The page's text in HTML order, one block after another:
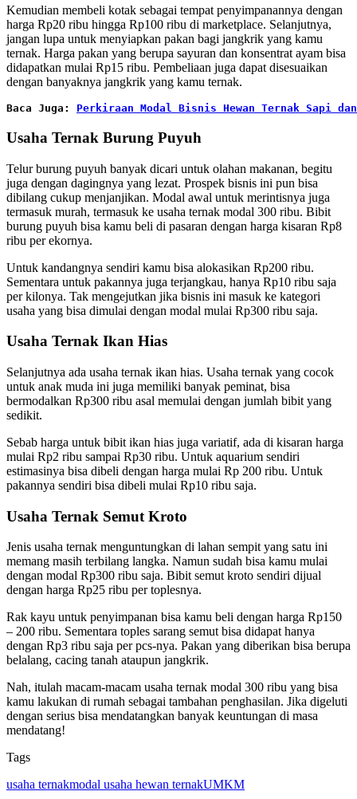
Kemudian membeli kotak sebagai tempat penyimpanannya dengan
harga Rp20 ribu hingga Rp100 ribu di marketplace. Selanjutnya,
jangan lupa untuk menyiapkan pakan bagi jangkrik yang kamu
ternak. Harga pakan yang berupa sayuran dan konsentrat ayam bisa
didapatkan mulai Rp15 ribu. Pembeliaan juga dapat disesuaikan
dengan banyaknya jangkrik yang kamu ternak.
Baca Juga: Perkiraan Modal Bisnis Hewan Ternak Sapi dan
Usaha Ternak Burung Puyuh
Telur burung puyuh banyak dicari untuk olahan makanan, begitu
juga dengan dagingnya yang lezat. Prospek bisnis ini pun bisa
dibilang cukup menjanjikan. Modal awal untuk merintisnya juga
termasuk murah, termasuk ke usaha ternak modal 300 ribu. Bibit
burung puyuh bisa kamu beli di pasaran dengan harga kisaran Rp8
ribu per ekornya.
Untuk kandangnya sendiri kamu bisa alokasikan Rp200 ribu.
Sementara untuk pakannya juga terjangkau, hanya Rp10 ribu saja
per kilonya. Tak mengejutkan jika bisnis ini masuk ke kategori
usaha yang bisa dimulai dengan modal mulai Rp300 ribu saja.
Usaha Ternak Ikan Hias
Selanjutnya ada usaha ternak ikan hias. Usaha ternak yang cocok
untuk anak muda ini juga memiliki banyak peminat, bisa
bermodalkan Rp300 ribu asal memulai dengan jumlah bibit yang
sedikit.
Sebab harga untuk bibit ikan hias juga variatif, ada di kisaran harga
mulai Rp2 ribu sampai Rp30 ribu. Untuk aquarium sendiri
estimasinya bisa dibeli dengan harga mulai Rp 200 ribu. Untuk
pakannya sendiri bisa dibeli mulai Rp10 ribu saja.
Usaha Ternak Semut Kroto
Jenis usaha ternak menguntungkan di lahan sempit yang satu ini
memang masih terbilang langka. Namun sudah bisa kamu mulai
dengan modal Rp300 ribu saja. Bibit semut kroto sendiri dijual
dengan harga Rp25 ribu per toplesnya.
Rak kayu untuk penyimpanan bisa kamu beli dengan harga Rp150
– 200 ribu. Sementara toples sarang semut bisa didapat hanya
dengan Rp3 ribu saja per pcs-nya. Pakan yang diberikan bisa berupa
belalang, cacing tanah ataupun jangkrik.
Nah, itulah macam-macam usaha ternak modal 300 ribu yang bisa
kamu lakukan di rumah sebagai tambahan penghasilan. Jika digeluti
dengan serius bisa mendatangkan banyak keuntungan di masa
mendatang!
Tags
usaha ternakmodal usaha hewan ternakUMKM